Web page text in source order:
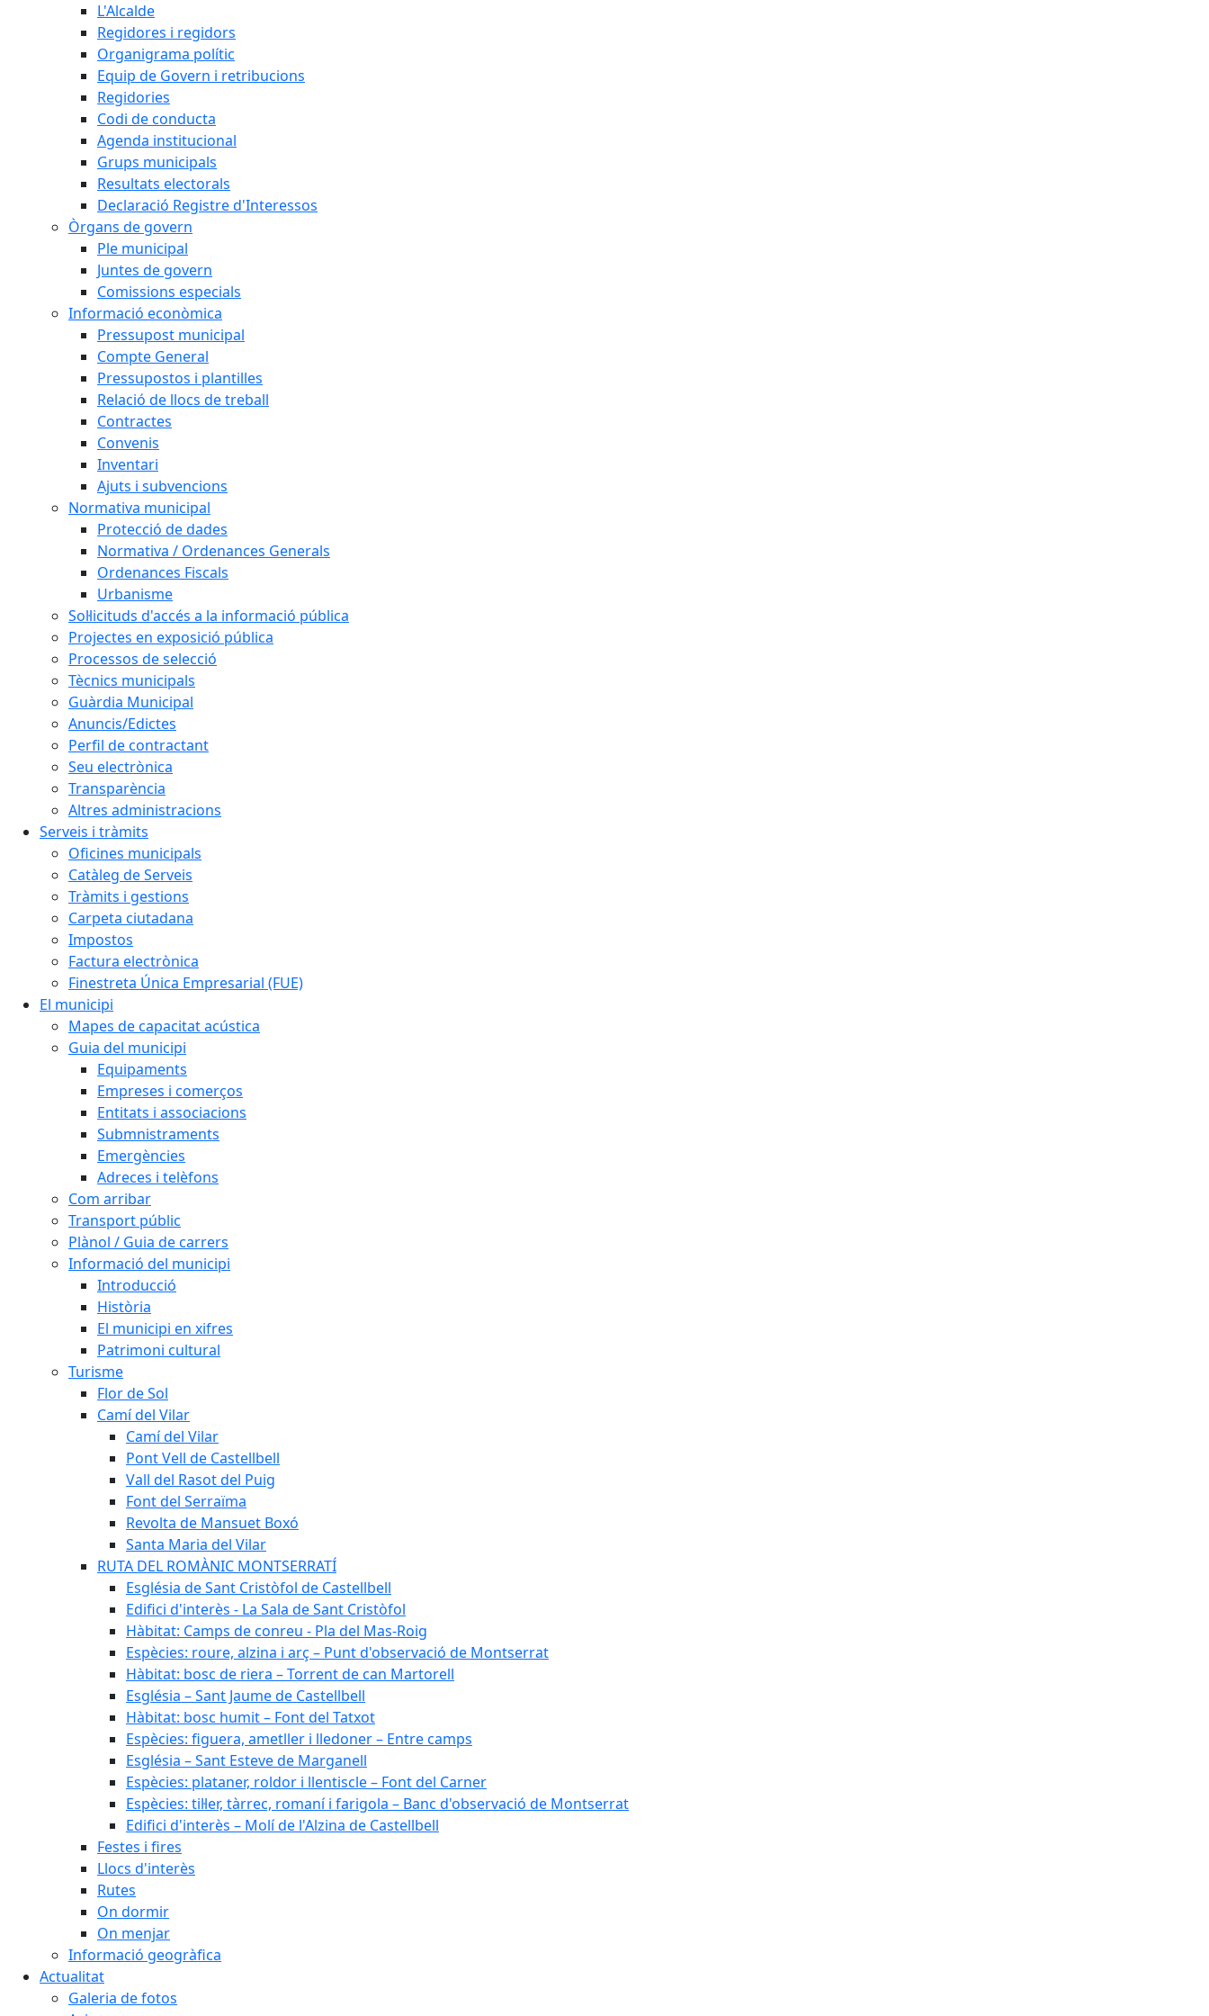
L'Alcalde
Regidores i regidors
Organigrama polític
Equip de Govern i retribucions
Regidories
Codi de conducta
Agenda institucional
Grups municipals
Resultats electorals
Declaració Registre d'Interessos
Òrgans de govern
Ple municipal
Juntes de govern
Comissions especials
Informació econòmica
Pressupost municipal
Compte General
Pressupostos i plantilles
Relació de llocs de treball
Contractes
Convenis
Inventari
Ajuts i subvencions
Normativa municipal
Protecció de dades
Normativa / Ordenances Generals
Ordenances Fiscals
Urbanisme
Sol·licituds d'accés a la informació pública
Projectes en exposició pública
Processos de selecció
Tècnics municipals
Guàrdia Municipal
Anuncis/Edictes
Perfil de contractant
Seu electrònica
Transparència
Altres administracions
Serveis i tràmits
Oficines municipals
Catàleg de Serveis
Tràmits i gestions
Carpeta ciutadana
Impostos
Factura electrònica
Finestreta Única Empresarial (FUE)
El municipi
Mapes de capacitat acústica
Guia del municipi
Equipaments
Empreses i comerços
Entitats i associacions
Submnistraments
Emergències
Adreces i telèfons
Com arribar
Transport públic
Plànol / Guia de carrers
Informació del municipi
Introducció
Història
El municipi en xifres
Patrimoni cultural
Turisme
Flor de Sol
Camí del Vilar
Camí del Vilar
Pont Vell de Castellbell
Vall del Rasot del Puig
Font del Serraïma
Revolta de Mansuet Boxó
Santa Maria del Vilar
RUTA DEL ROMÀNIC MONTSERRATÍ
Església de Sant Cristòfol de Castellbell
Edifici d'interès - La Sala de Sant Cristòfol
Hàbitat: Camps de conreu - Pla del Mas-Roig
Espècies: roure, alzina i arç – Punt d'observació de Montserrat
Hàbitat: bosc de riera – Torrent de can Martorell
Església – Sant Jaume de Castellbell
Hàbitat: bosc humit – Font del Tatxot
Espècies: figuera, ametller i lledoner – Entre camps
Església – Sant Esteve de Marganell
Espècies: plataner, roldor i llentiscle – Font del Carner
Espècies: til·ler, tàrrec, romaní i farigola – Banc d'observació de Montserrat
Edifici d'interès – Molí de l'Alzina de Castellbell
Festes i fires
Llocs d'interès
Rutes
On dormir
On menjar
Informació geogràfica
Actualitat
Galeria de fotos